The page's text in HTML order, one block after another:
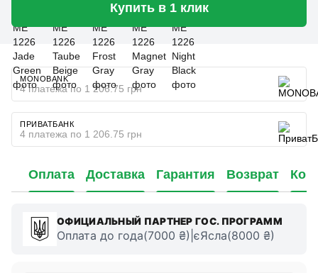
Купить в 1 клик
MONOBANK
4 платежа по 1 206.75 грн
ПРИВАТБАНК
4 платежа по 1 206.75 грн
Оплата Доставка Гарантия Возврат
ОФИЦИАЛЬНЫЙ ПАРТНЕР ГОС. ПРОГРАММ
Оплата до года(7000 ₴)|єЯсла(8000 ₴)